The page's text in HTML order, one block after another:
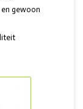
gewoon